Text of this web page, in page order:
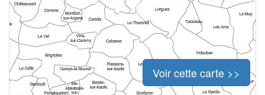
Voir cette carte >>